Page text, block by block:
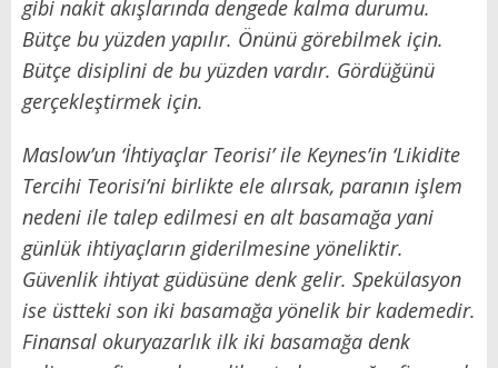
gibi nakit akışlarında dengede kalma durumu.
Bütçe bu yüzden yapılır. Önünü görebilmek için.
Bütçe disiplini de bu yüzden vardır. Gördüğünü
gerçekleştirmek için.
Maslow’un ‘İhtiyaçlar Teorisi’ ile Keynes’in ‘Likidite
Tercihi Teorisi’ni birlikte ele alırsak, paranın işlem
nedeni ile talep edilmesi en alt basamağa yani
günlük ihtiyaçların giderilmesine yöneliktir.
Güvenlik ihtiyat güdüsüne denk gelir. Spekülasyon
ise üstteki son iki basamağa yönelik bir kademedir.
Finansal okuryazarlık ilk iki basamağa denk